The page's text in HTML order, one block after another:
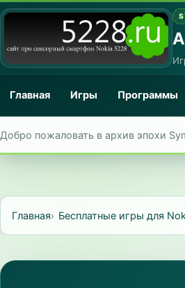
Главная Игры Программы
Добро пожаловать в архив эпохи
Главная Бесплатные игры для